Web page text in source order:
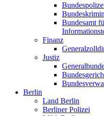
Bundesamt
Finanz
Justiz
Berlin
Land Berlin
Berliner Polizei